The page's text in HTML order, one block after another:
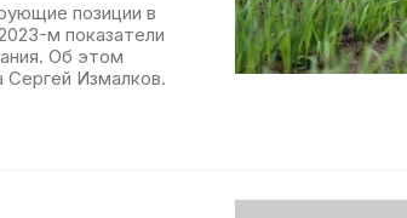
позиции в
м показатели
Об этом
Сергей Измалков.